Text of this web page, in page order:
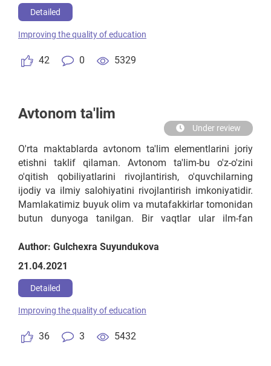
eshitib yodlash 5 barobar kuchli bo‘ladi
Detailed
42 0 5329
Improving the quality of education
Avtonom ta'lim
Under review
O'rta maktablarda avtonom ta'lim elementlarini joriy
etishni taklif qilaman. Avtonom ta'lim-bu o'z-o'zini
o'qitish qobiliyatlarini rivojlantirish, o'quvchilarning
ijodiy va ilmiy salohiyatini rivojlantirish imkoniyatidir.
Mamlakatimiz buyuk olim va mutafakkirlar tomonidan
butun dunyoga tanilgan. Bir vaqtlar ular ilm-fan
barchasi o'rganish va ular ishlagan sharoitlarni
hisobga olgan holda katta istakka ega edilar, ular
kashfiyotlari hali ham zamonaviy dunyoning ilmiy
aylandilar. Agar maktablarimizda kamida avtonom
ta'lim elementlarini joriy qi
Author: Gulchexra Suyundukova
21.04.2021
Detailed
36 3 5432
Improving the quality of education